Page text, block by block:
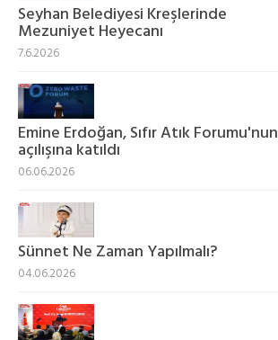
Seyhan Belediyesi Kreşlerinde
Mezuniyet Heyecanı
7.6.2026
Emine Erdoğan, Sıfır Atık Forumu'nun
açılışına katıldı
06.06.2026
Sünnet Ne Zaman Yapılmalı?
04.06.2026